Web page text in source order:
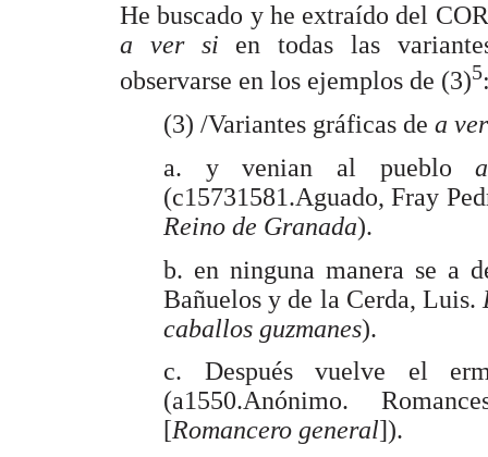
He buscado y he extraído del
a ver si en todas las
observarse en los ejemplos de (3)5
(3) /Variantes gráficas de a
a. y venian al pueblo
(c15731581.Aguado, Fray
Reino de Granada).
b. en ninguna manera se a
Bañuelos y de la Cerda, Luis.
caballos guzmanes).
c. Después vuelve el
(a1550.Anónimo.
[Romancero general]).